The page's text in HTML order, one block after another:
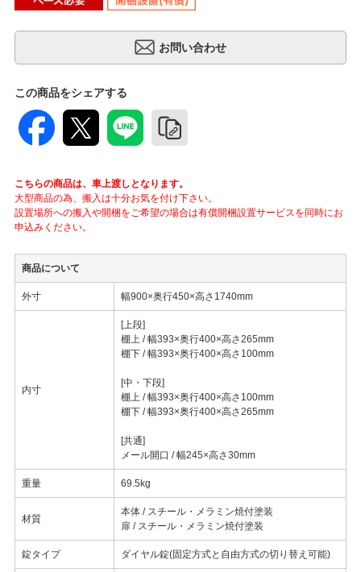
この商品をシェアする
こちらの商品は、車上渡しとなります。
大型商品の為、搬入は十分お気を付け下さい。
設置場所への搬入や開梱をご希望の場合は有償開梱設置サービスを同時にお
申込みください。
商品について
外寸 幅900×奥行450×高さ1740mm
内寸
[上段]
棚上 / 幅393×奥行400×高さ265mm
棚下 / 幅393×奥行400×高さ100mm
[中・下段]
棚上 / 幅393×奥行400×高さ100mm
棚下 / 幅393×奥行400×高さ265mm
[共通]
メール開口 / 幅245×高さ30mm
重量 69.5kg
材質
本体 / スチール・メラミン焼付塗装
扉 / スチール・メラミン焼付塗装
錠タイプ ダイヤル錠(固定方式と自由方式の切り替え可能)